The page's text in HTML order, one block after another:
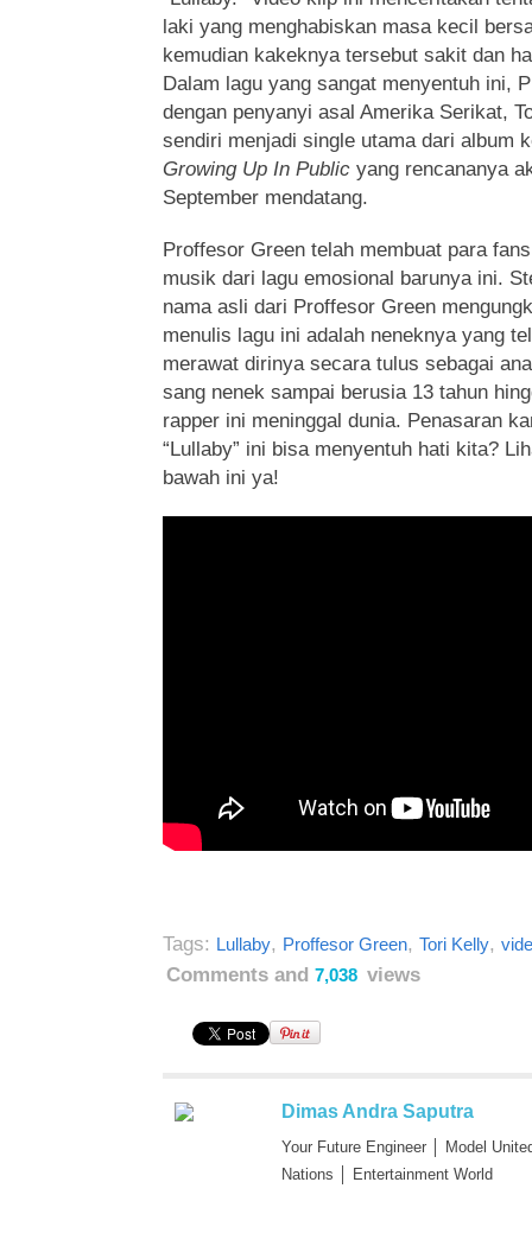
laki yang menghabiskan masa kecil
kemudian kakeknya tersebut sakit dan
Dalam lagu yang sangat menyentuh ini,
dengan penyanyi asal Amerika Serikat,
sendiri menjadi single utama dari album
Growing Up In Public yang rencananya
September mendatang.
Proffesor Green telah membuat para
musik dari lagu emosional barunya ini.
nama asli dari Proffesor Green
menulis lagu ini adalah neneknya yang
merawat dirinya secara tulus sebagai
sang nenek sampai berusia 13 tahun
rapper ini meninggal dunia. Penasaran
“Lullaby” ini bisa menyentuh hati kita?
bawah ini ya!
Tags: Lullaby, Proffesor Green, Tori Kelly,
Comments and 7,038 views
Dimas Andra Saputra
Your Future Engineer │ Model
Nations │ Entertainment World